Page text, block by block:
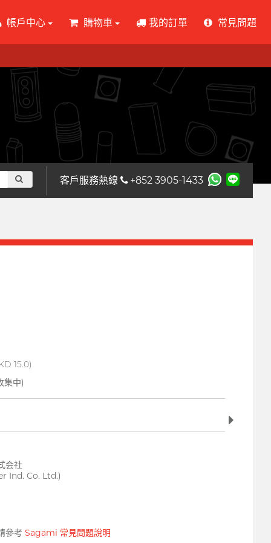
帳戶中心 購物車 我的訂單 常見問題
客戶服務熱線 +852 3905-1433
15.0)
集中)
会社
Ind. Co. Ltd.)
參考 Sagami 常見問題說明